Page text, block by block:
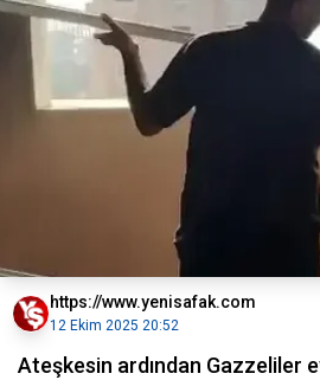
https://www.yenisafak.com
12 Ekim 2025 20:52
Ateşkesin ardından Gazzeliler